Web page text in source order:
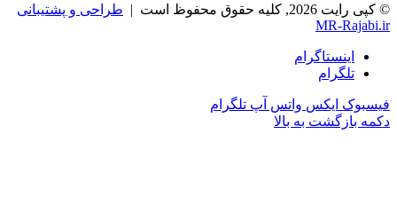
2026, کلیه حقوق محفوظ است |
طراحی و پشتیبانی
MR-
اینستاگرام
تلگرام
ایکس واتس آپ تلگرام
بازگشت به بالا